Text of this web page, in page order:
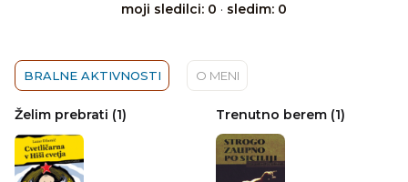
moji sledilci: 0 · sledim: 0
BRALNE AKTIVNOSTI O MENI
Želim prebrati (1) Trenutno berem (1)